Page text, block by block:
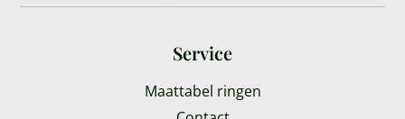
Service
Maattabel ringen